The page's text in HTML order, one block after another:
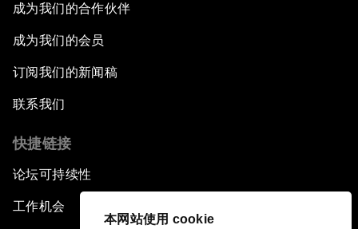
本网站使用 cookie
成为我们的合作伙伴
成为我们的会员
订阅我们的新闻稿
联系我们
快捷链接
论坛可持续性
工作机会